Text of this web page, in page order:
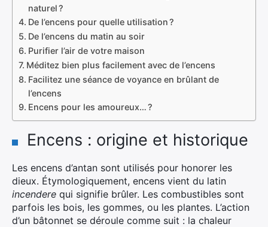
naturel ?
De l’encens pour quelle utilisation ?
De l’encens du matin au soir
Purifier l’air de votre maison
Méditez bien plus facilement avec de l’encens
Facilitez une séance de voyance en brûlant de
l’encens
Encens pour les amoureux… ?
Encens : origine et historique
Les encens d’antan sont utilisés pour honorer les
dieux. Étymologiquement, encens vient du latin
incendere qui signifie brûler. Les combustibles sont
parfois les bois, les gommes, ou les plantes. L’action
d’un bâtonnet se déroule comme suit : la chaleur